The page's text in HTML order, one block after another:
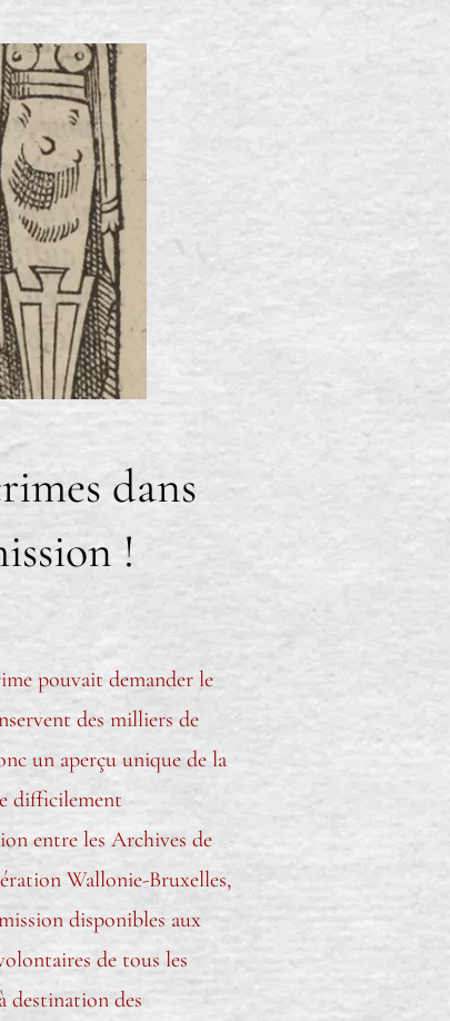
dans
!
pouvait demander le
des milliers de
un aperçu unique de la
difficilement
entre les Archives de
Wallonie-Bruxelles,
disponibles aux
de tous les
destination des